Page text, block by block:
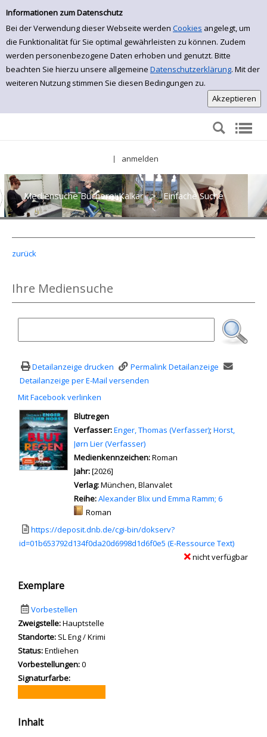
Einfache Suche
Informationen zum Datenschutz
Bei der Verwendung dieser Webseite werden Cookies angelegt, um
die Funktionalität für Sie optimal gewährleisten zu können. Zudem
werden personenbezogene Daten erhoben und genutzt. Bitte
beachten Sie hierzu unsere allgemeine Datenschutzerklärung. Mit der
weiteren Nutzung stimmen Sie diesen Bedingungen zu.
Zur Detailanzeige springen
| anmelden
Mediensuche Bücherei Kalkar>Einfache Suche
zurück
Ihre Mediensuche
Detailanzeige drucken
Permalink Detailanzeige
Detailanzeige per E-Mail versenden
Mit Facebook verlinken
wird in neuem Tab geöffnet
Blutregen
Verfasser:Suche nach diesem Verfasser
Enger, Thomas (Verfasser); Horst,
Jørn Lier (Verfasser)
Medienkennzeichen:Roman
Jahr:[2026]
Verlag:München, Blanvalet
Reihe:Alexander Blix und Emma Ramm; 6
Mediengruppe:
Roman
Link zu einem externen Medieninhalt - wird in neuem Tab geöffnet
https://deposit.dnb.de/cgi-bin/dokserv?
id=01b653792d134f0da20d6998d1d6f0e5 (E-Ressource Text)
nicht verfügbar
Exemplare
Vorbestellen
Zweigstelle:Hauptstelle
Standorte: SL Eng / Krimi
Status:Entliehen
Vorbestellungen:0
Signaturfarbe:
Inhalt